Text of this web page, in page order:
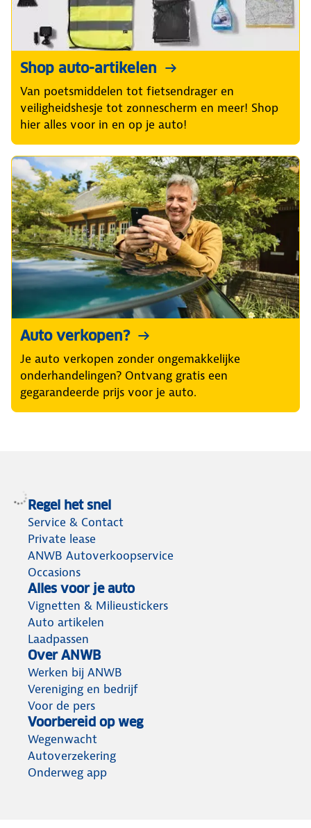
Shop auto-artikelen
Van poetsmiddelen tot fietsendrager en
veiligheidshesje tot zonnescherm en meer! Shop
hier alles voor in en op je auto!
Auto verkopen?
Je auto verkopen zonder ongemakkelijke
onderhandelingen? Ontvang gratis een
gegarandeerde prijs voor je auto.
Regel het snel
Service & Contact
Private lease
ANWB Autoverkoopservice
Occasions
Alles voor je auto
Vignetten & Milieustickers
Auto artikelen
Laadpassen
Over ANWB
Werken bij ANWB
Vereniging en bedrijf
Voor de pers
Voorbereid op weg
Wegenwacht
Autoverzekering
Onderweg app